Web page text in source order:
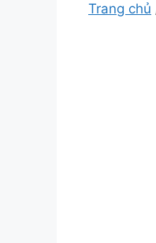
Trang chủ